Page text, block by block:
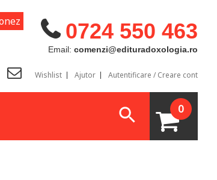
0724 550 463
Email: comenzi@edituradoxologia.ro
Wishlist Ajutor Autentificare / Creare cont
0